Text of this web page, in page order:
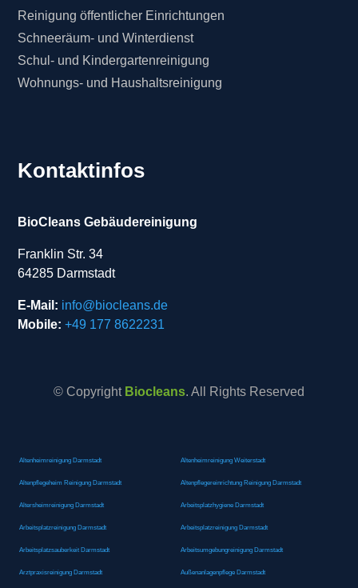
Reinigung öffentlicher Einrichtungen
Schneeräum- und Winterdienst
Schul- und Kindergartenreinigung
Wohnungs- und Haushaltsreinigung
Kontaktinfos
BioCleans Gebäudereinigung
Franklin Str. 34
64285 Darmstadt
E-Mail: info@biocleans.de
Mobile: +49 177 8622231
© Copyright Biocleans. All Rights Reserved
Altenheimreinigung Darmstadt Altenheimreinigung Weiterstadt
Altenpflegeheim Reinigung Darmstadt Altenpflegereinrichtung Reinigung Darmstadt
Altersheimreinigung Darmstadt Arbeitsplatzhygiene Darmstadt
Arbeitsplatzreinigung Darmstadt Arbeitsplatzreinigung Darmstadt
Arbeitsplatzsauberkeit Darmstadt Arbeitsumgebungreinigung Darmstadt
Arztpraxisreinigung Darmstadt Außenanlagenpflege Darmstadt